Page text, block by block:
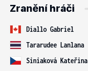
Zranění hráči
Diallo Gabriel
Tararudee Lanlana
Siniaková Kateřina